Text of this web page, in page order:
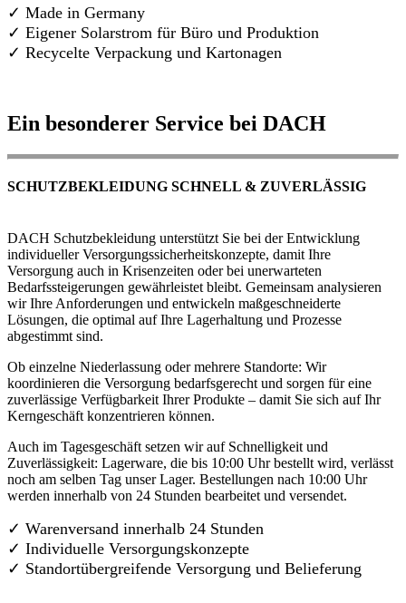
✓ Made in Germany
✓ Eigener Solarstrom für Büro und Produktion
✓ Recycelte Verpackung und Kartonagen
Ein besonderer Service bei DACH
SCHUTZBEKLEIDUNG SCHNELL & ZUVERLÄSSIG
DACH Schutzbekleidung unterstützt Sie bei der Entwicklung
individueller Versorgungssicherheitskonzepte, damit Ihre
Versorgung auch in Krisenzeiten oder bei unerwarteten
Bedarfssteigerungen gewährleistet bleibt. Gemeinsam analysieren
wir Ihre Anforderungen und entwickeln maßgeschneiderte
Lösungen, die optimal auf Ihre Lagerhaltung und Prozesse
abgestimmt sind.
Ob einzelne Niederlassung oder mehrere Standorte: Wir
koordinieren die Versorgung bedarfsgerecht und sorgen für eine
zuverlässige Verfügbarkeit Ihrer Produkte – damit Sie sich auf Ihr
Kerngeschäft konzentrieren können.
Auch im Tagesgeschäft setzen wir auf Schnelligkeit und
Zuverlässigkeit: Lagerware, die bis 10:00 Uhr bestellt wird, verlässt
noch am selben Tag unser Lager. Bestellungen nach 10:00 Uhr
werden innerhalb von 24 Stunden bearbeitet und versendet.
✓ Warenversand innerhalb 24 Stunden
✓ Individuelle Versorgungskonzepte
✓ Standortübergreifende Versorgung und Belieferung